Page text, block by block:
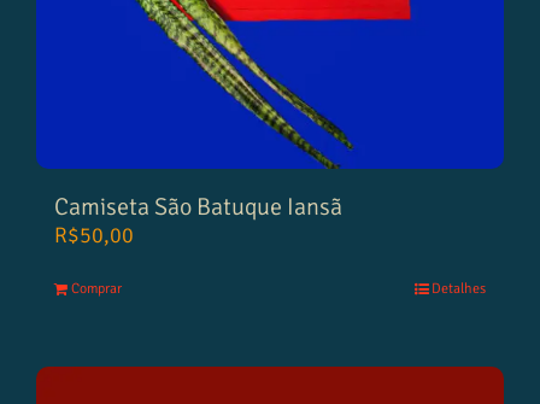
Camiseta São Batuque Iansã
R$50,00
Comprar Detalhes